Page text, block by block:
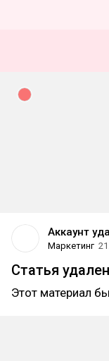
Аккаунт
Маркетинг
Статья
Этот материал